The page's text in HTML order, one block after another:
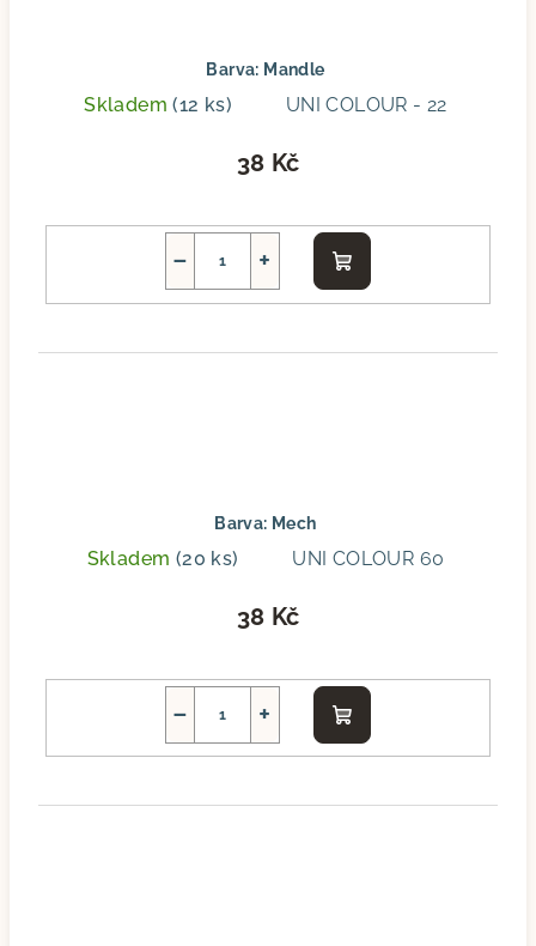
Barva: Mandle
Skladem(12 ks) UNI COLOUR - 22
38 Kč
+
−
Do
košíku
Barva: Mech
Skladem (20 ks) UNI COLOUR 60
38 Kč
+
−
Do
košíku